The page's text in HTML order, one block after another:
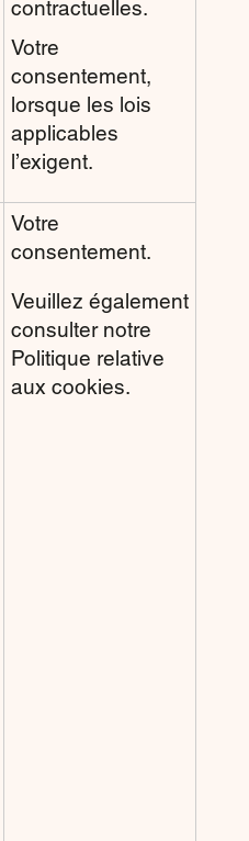
contractuelles.
Votre
consentement,
lorsque les lois
applicables
l’exigent.
Votre
consentement.
Veuillez également
consulter notre
Politique relative
aux cookies.